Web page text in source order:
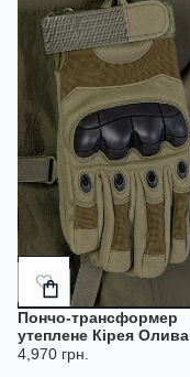
Додати
кошик
Пончо-трансформер
утеплене Кірея Олива
4,970 грн.